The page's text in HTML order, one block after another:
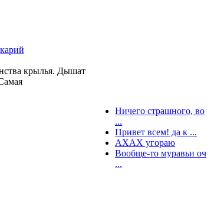
крылья. Дышат
Ничего страшного, во
...
Привет всем! да к ...
АХАХ угораю
Вообще-то муравьи оч
...